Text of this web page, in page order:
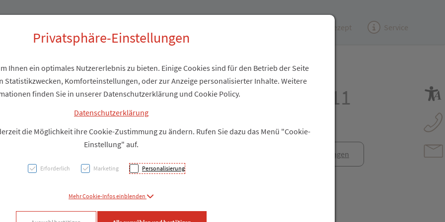
(e)Rezept Service
Adler Cremegel Nr.11
PZN: 2212195
Rezept anfragen
Privatsphäre-Einstellungen
Ihnen ein optimales Nutzererlebnis zu bieten. Einige Cookies sind für den Betrieb der Seite
Statistikzwecken, Komforteinstellungen, oder zur Anzeige personalisierter Inhalte. Weitere
finden Sie in unserer Datenschutzerklärung und Cookie Policy.
Datenschutzerklärung
die Möglichkeit ihre Cookie-Zustimmung zu ändern. Rufen Sie dazu das Menü "Cookie-
Einstellung" auf.
Erforderlich Marketing Personalisierung
Mehr Cookie-Infos einblenden